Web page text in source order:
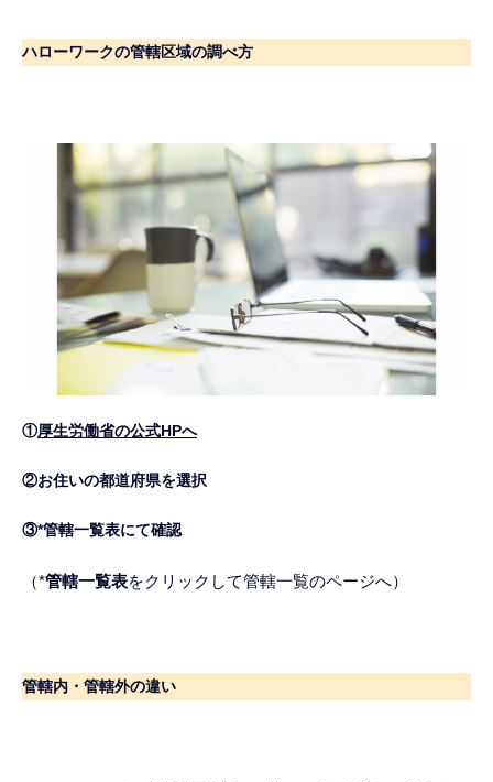
ハローワークの管轄区域の調べ方
①厚生労働省の公式HPへ
②お住いの都道府県を選択
③*管轄一覧表にて確認
（*管轄一覧表をクリックして管轄一覧のページへ）
管轄内・管轄外の違い